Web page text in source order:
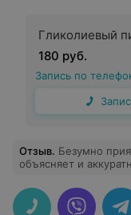
Гликолиевый
180 руб.
Запись по
Отзыв. Безумно
объясняет и